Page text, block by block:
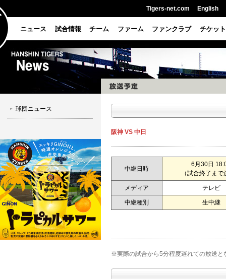
Tigers-net.com English
ニュース 試合情報 チーム ファーム ファンクラブ チケット
球団ニュース
阪神 VS 中日
中継日時
6月30日
（試合終了まで
メディア テレビ
中継種別 生中継
※実際の試合から5分程度遅れての放送と